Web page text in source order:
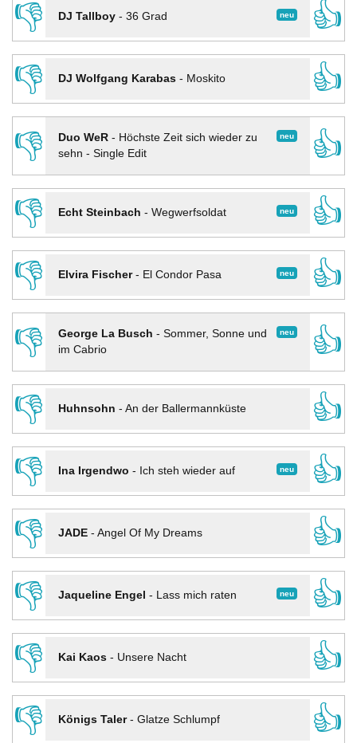
👎 neu
DJ Tallboy- 36 Grad
👍
👎
DJ Wolfgang Karabas- Moskito
👍
👎
neu
Duo WeR- Höchste Zeit sich wieder zu
sehn - Single Edit
👍
👎
neu
Echt Steinbach - Wegwerfsoldat
👍
👎
neu
Elvira Fischer- El Condor Pasa
👍
👎
neu
George La Busch - Sommer, Sonne und
im Cabrio
👍
👎
Huhnsohn - An der Ballermannküste
👍
👎
neu
Ina Irgendwo - Ich steh wieder auf
👍
👎
JADE- Angel Of My Dreams
👍
👎
neu
Jaqueline Engel - Lass mich raten
👍
👎
Kai Kaos- Unsere Nacht
👍
👎
Königs Taler- Glatze Schlumpf
👍